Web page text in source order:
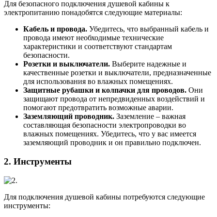
Для безопасного подключения душевой кабины к
электропитанию понадобятся следующие материалы:
Кабель и провода. Убедитесь, что выбранный кабель и
провода имеют необходимые технические
характеристики и соответствуют стандартам
безопасности.
Розетки и выключатели. Выберите надежные и
качественные розетки и выключатели, предназначенные
для использования во влажных помещениях.
Защитные рубашки и колпачки для проводов. Они
защищают провода от непредвиденных воздействий и
помогают предотвратить возможные аварии.
Заземляющий проводник. Заземление – важная
составляющая безопасности электропроводки во
влажных помещениях. Убедитесь, что у вас имеется
заземляющий проводник и он правильно подключен.
2. Инструменты
Для подключения душевой кабины потребуются следующие
инструменты: